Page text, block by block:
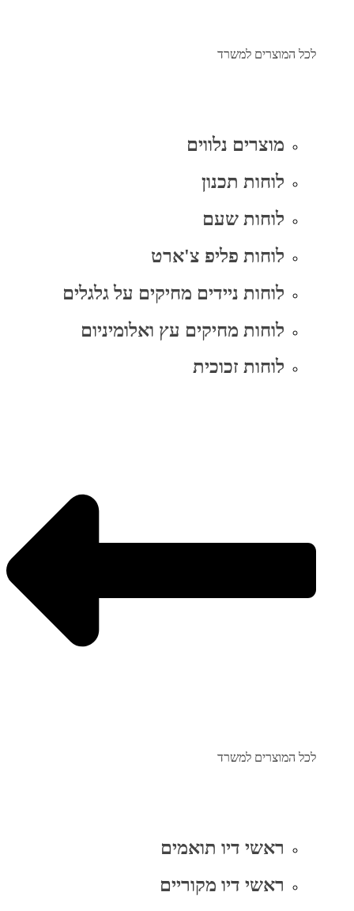
לכל המוצרים למשרד
מוצרים נלווים
לוחות תכנון
לוחות שעם
לוחות פליפ צ'ארט
לוחות ניידים מחיקים על גלגלים
לוחות מחיקים עץ ואלומיניום
לוחות זכוכית
לכל המוצרים למשרד
ראשי דיו תואמים
ראשי דיו מקוריים